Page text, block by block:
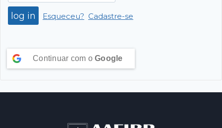
Esqueceu? Cadastre-se
Continuar com o Google